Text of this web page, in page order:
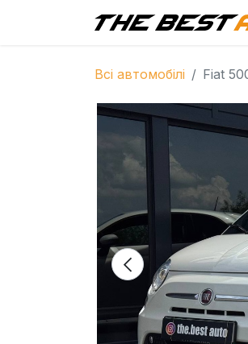
Всі автомобілі Fiat